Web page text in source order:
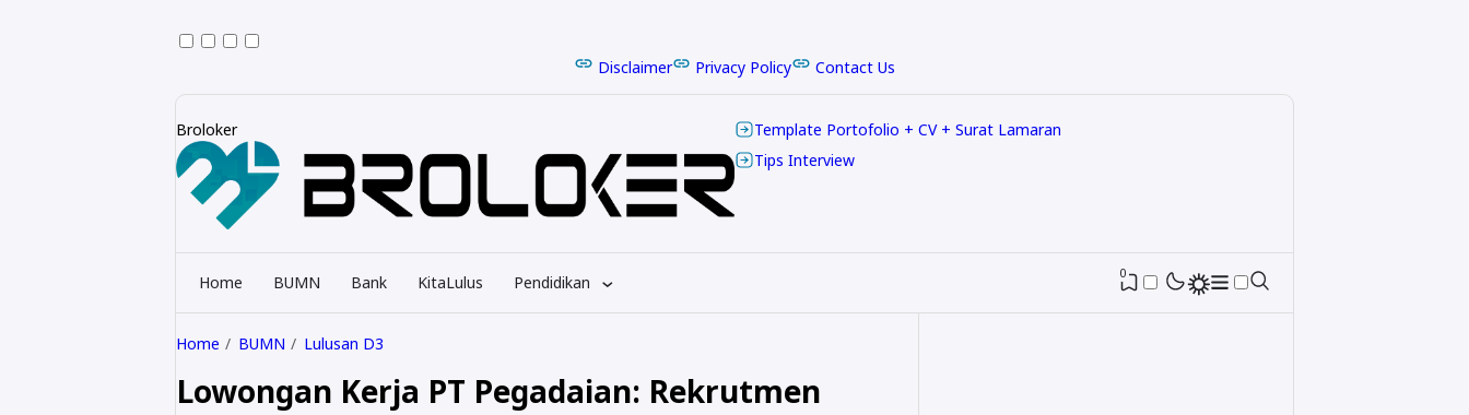
Disclaimer Privacy Policy Contact Us
Broloker
Template Portofolio + CV + Surat Lamaran
Tips Interview
Home BUMN Bank KitaLulus Pendidikan 0
Home BUMN Lulusan D3
Lowongan Kerja PT Pegadaian: Rekrutmen